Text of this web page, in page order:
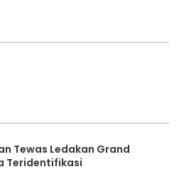
Tewas Ledakan Grand
Teridentifikasi